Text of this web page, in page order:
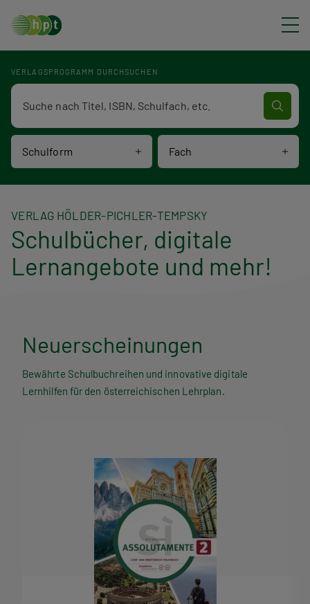
VERLAGSPROGRAMM DURCHSUCHEN
Schulform Fach
Verlagsprogramm Volltextsuche
VERLAG HÖLDER-PICHLER-TEMPSKY
Schulbücher, digitale
Lernangebote und mehr!
Neuerscheinungen
Bewährte Schulbuchreihen und innovative digitale
Lernhilfen für den österreichischen Lehrplan.